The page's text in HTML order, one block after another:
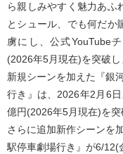
ら親しみやすく魅力あふ
とシュール、でも何だか
虜にし、公式YouTube
(2026年5月現在)を突破し
新規シーンを加えた『銀
行き』は、2026年2月6
億円(2026年5月現在)を突
さらに追加新作シーンを
駅停車劇場行き』が6/12(